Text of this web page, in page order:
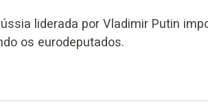
liderada por Vladimir Putin
os eurodeputados.